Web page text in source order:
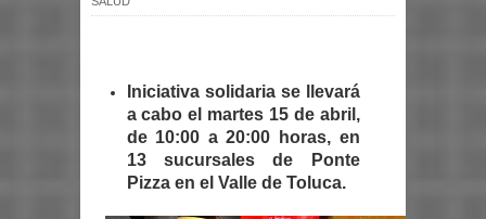
Iniciativa solidaria se llevará
a cabo el martes 15 de abril,
de 10:00 a 20:00 horas, en
13 sucursales de Ponte
Pizza en el Valle de Toluca.